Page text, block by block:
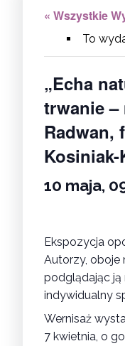
« Wszystkie
To
„Echa
trwanie –
Radwan,
Kosiniak-
10 maja,
Ekspozycja
Autorzy, oboje
podglądając ją
indywidualny
Wernisaż
7 kwietnia, o